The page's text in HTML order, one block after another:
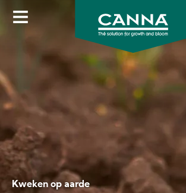
Skip
Kweken op aarde